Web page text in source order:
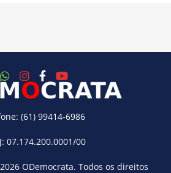
(61) 99414-6986
07.174.200.0001/00
ODemocrata. Todos os direitos